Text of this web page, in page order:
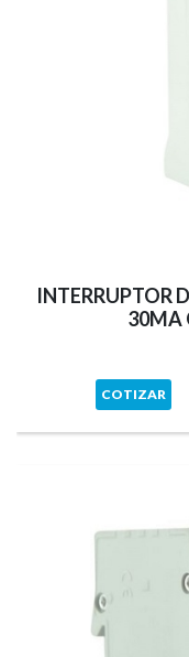
INTERRUPTOR
30MA
COTIZAR